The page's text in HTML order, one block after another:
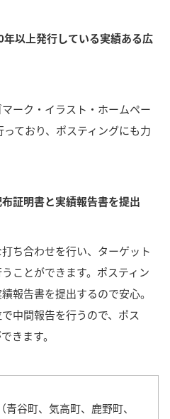
以上発行している実績ある広
ーク・イラスト・ホームペー
ており、ポスティングにも力
証明書と実績報告書を提出
ち合わせを行い、ターゲット
ことができます。 ポスティン
報告書を提出するので安心。
中間報告を行うので、ポス
きます。
谷町、気高町、鹿野町、